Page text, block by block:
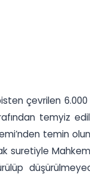
çevrilen
temyiz
temin
suretiyle